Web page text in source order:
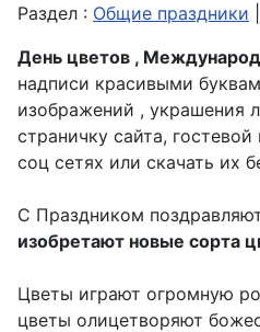
Раздел : Общие праздники
День цветов ,
надписи красивыми
изображений , украшения
страничку сайта,
соц сетях или скачать их
С Праздником
изобретают новые сорта
Цветы играют огромную
цветы олицетворяют